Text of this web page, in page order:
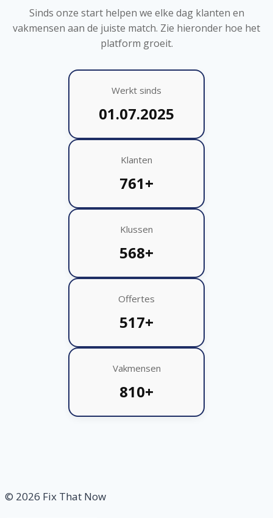
Sinds onze start helpen we elke dag klanten en
vakmensen aan de juiste match. Zie hieronder hoe het
platform groeit.
Werkt sinds
01.07.2025
Klanten
761+
Klussen
568+
Offertes
517+
Vakmensen
810+
© 2026 Fix That Now